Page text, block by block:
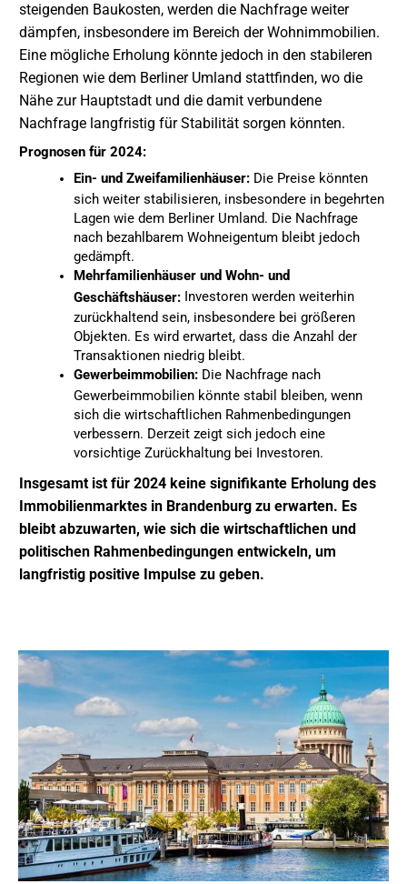
steigenden Baukosten, werden die Nachfrage weiter
dämpfen, insbesondere im Bereich der Wohnimmobilien.
Eine mögliche Erholung könnte jedoch in den stabileren
Regionen wie dem Berliner Umland stattfinden, wo die
Nähe zur Hauptstadt und die damit verbundene
Nachfrage langfristig für Stabilität sorgen könnten.
Prognosen für 2024:
Ein- und Zweifamilienhäuser: Die Preise könnten
sich weiter stabilisieren, insbesondere in begehrten
Lagen wie dem Berliner Umland. Die Nachfrage
nach bezahlbarem Wohneigentum bleibt jedoch
gedämpft.
Mehrfamilienhäuser und Wohn- und
Geschäftshäuser: Investoren werden weiterhin
zurückhaltend sein, insbesondere bei größeren
Objekten. Es wird erwartet, dass die Anzahl der
Transaktionen niedrig bleibt.
Gewerbeimmobilien: Die Nachfrage nach
Gewerbeimmobilien könnte stabil bleiben, wenn
sich die wirtschaftlichen Rahmenbedingungen
verbessern. Derzeit zeigt sich jedoch eine
vorsichtige Zurückhaltung bei Investoren.
Insgesamt ist für 2024 keine signifikante Erholung des
Immobilienmarktes in Brandenburg zu erwarten. Es
bleibt abzuwarten, wie sich die wirtschaftlichen und
politischen Rahmenbedingungen entwickeln, um
langfristig positive Impulse zu geben.